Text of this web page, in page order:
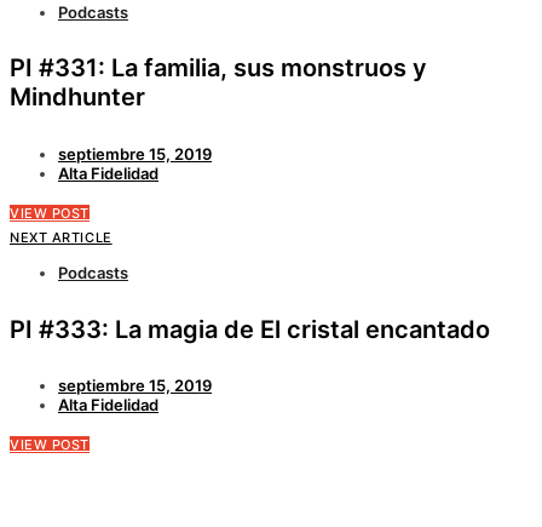
Podcasts
PI #331: La familia, sus monstruos y
Mindhunter
septiembre 15, 2019
Alta Fidelidad
VIEW POST
NEXT ARTICLE
Podcasts
PI #333: La magia de El cristal encantado
septiembre 15, 2019
Alta Fidelidad
VIEW POST